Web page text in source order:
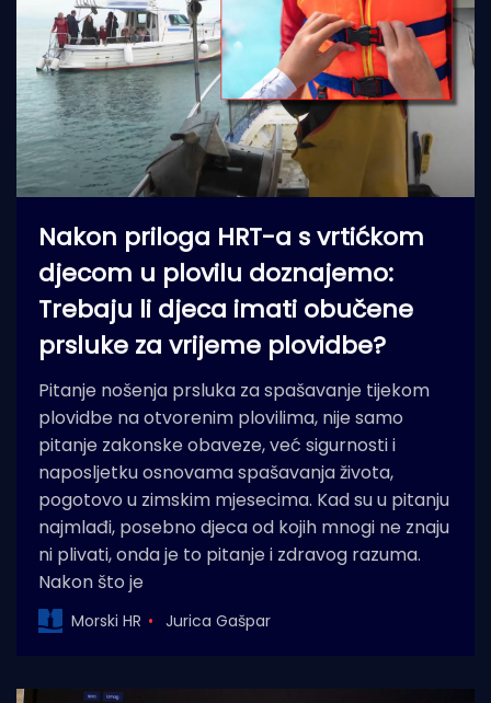
Nakon priloga HRT-a s vrtićkom
djecom u plovilu doznajemo:
Trebaju li djeca imati obučene
prsluke za vrijeme plovidbe?
Pitanje nošenja prsluka za spašavanje tijekom
plovidbe na otvorenim plovilima, nije samo
pitanje zakonske obaveze, već sigurnosti i
naposljetku osnovama spašavanja života,
pogotovo u zimskim mjesecima. Kad su u pitanju
najmlađi, posebno djeca od kojih mnogi ne znaju
ni plivati, onda je to pitanje i zdravog razuma.
Nakon što je
Morski HR Jurica Gašpar